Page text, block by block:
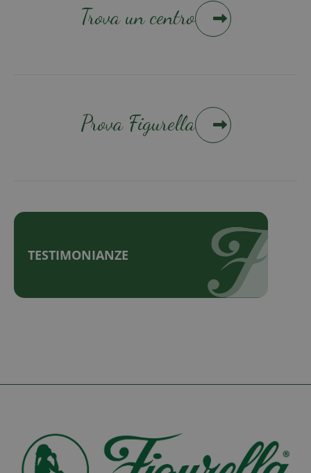
Trova un centro
Prova Figurella
TESTIMONIANZE